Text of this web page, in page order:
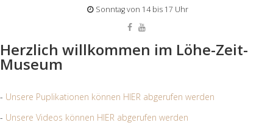
Sonntag von 14 bis 17 Uhr
Herzlich willkommen im Löhe-Zeit-
Museum
- Unsere Puplikationen können HIER abgerufen werden
- Unsere Videos können HIER abgerufen werden